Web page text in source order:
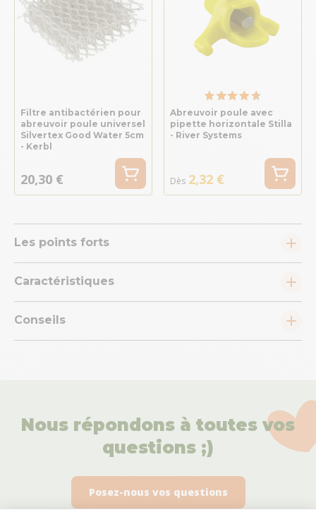
Filtre antibactérien pour
abreuvoir poule universel
Silvertex Good Water 5cm
- Kerbl
20,30 €
Abreuvoir poule avec
pipette horizontale Stilla
- River Systems
Dès 2,32 €
Les points forts
Caractéristiques
Conseils
Nous répondons à toutes vos
questions ;)
Posez-nous vos questions